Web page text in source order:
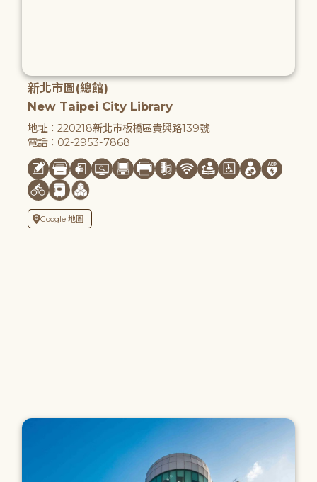
新北市圖(總館)
New Taipei City Library
地址：220218新北市板橋區貴興路139號
電話：02-2953-7868
Google 地圖